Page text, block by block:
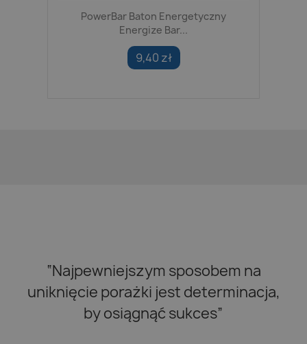
PowerBar Baton Energetyczny
Energize Bar...
9,40 zł
“Najpewniejszym sposobem na
uniknięcie porażki jest determinacja,
by osiągnąć sukces”